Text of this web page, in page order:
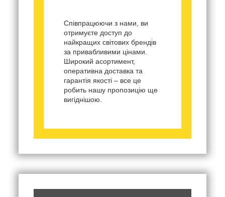
Співпрацюючи з нами, ви
отримуєте доступ до
найкращих світових брендів
за привабливими цінами.
Широкий асортимент,
оперативна доставка та
гарантія якості – все це
робить нашу пропозицію ще
вигіднішою.